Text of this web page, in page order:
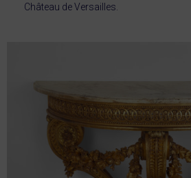
Château de Versailles.